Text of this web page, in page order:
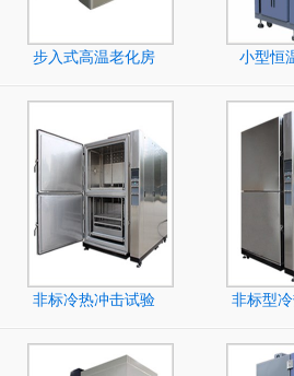
步入式高温老化房 小型恒
非标冷热冲击试验
机
非标型